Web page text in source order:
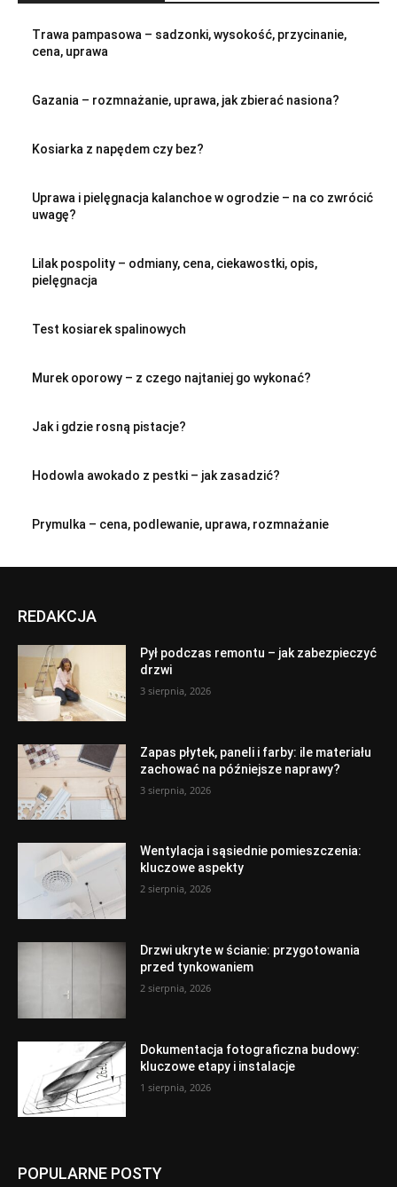
Trawa pampasowa – sadzonki, wysokość, przycinanie,
cena, uprawa
Gazania – rozmnażanie, uprawa, jak zbierać nasiona?
Kosiarka z napędem czy bez?
Uprawa i pielęgnacja kalanchoe w ogrodzie – na co zwrócić
uwagę?
Lilak pospolity – odmiany, cena, ciekawostki, opis,
pielęgnacja
Test kosiarek spalinowych
Murek oporowy – z czego najtaniej go wykonać?
Jak i gdzie rosną pistacje?
Hodowla awokado z pestki – jak zasadzić?
Prymulka – cena, podlewanie, uprawa, rozmnażanie
REDAKCJA
Pył podczas remontu – jak zabezpieczyć
drzwi
3 sierpnia, 2026
Zapas płytek, paneli i farby: ile materiału
zachować na późniejsze naprawy?
3 sierpnia, 2026
Wentylacja i sąsiednie pomieszczenia:
kluczowe aspekty
2 sierpnia, 2026
Drzwi ukryte w ścianie: przygotowania
przed tynkowaniem
2 sierpnia, 2026
Dokumentacja fotograficzna budowy:
kluczowe etapy i instalacje
1 sierpnia, 2026
POPULARNE POSTY